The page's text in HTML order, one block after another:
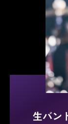
生バン